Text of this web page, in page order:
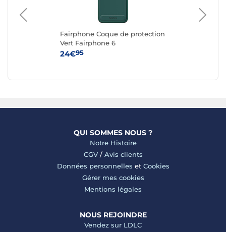
Fairphone Coque de protection
Vert Fairphone 6
24€95
QUI SOMMES NOUS ?
Notre Histoire
CGV/ Avis clients
Données personnelles et Cookies
Gérer mes cookies
Mentions légales
NOUS REJOINDRE
Vendez sur LDLC